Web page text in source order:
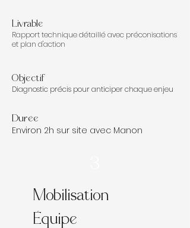
Livrable
Rapport technique détaillé avec préconisations
et plan d'action
Objectif
Diagnostic précis pour anticiper chaque enjeu
Durée
Environ 2h sur site avec Manon
Mobilisation
Équipe